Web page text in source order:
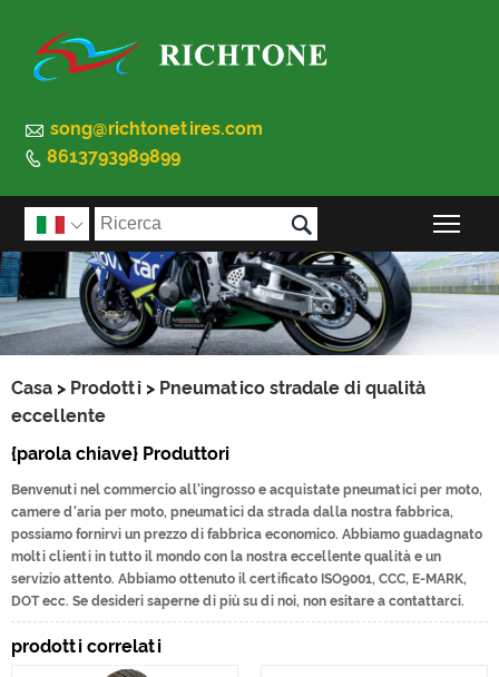
 song@richtonetires.com
 8613793989899
 
Casa > Prodotti > Pneumatico stradale di qualità
eccellente
{parola chiave} Produttori
Benvenuti nel commercio all'ingrosso e acquistate pneumatici per moto,
camere d'aria per moto, pneumatici da strada dalla nostra fabbrica,
possiamo fornirvi un prezzo di fabbrica economico. Abbiamo guadagnato
molti clienti in tutto il mondo con la nostra eccellente qualità e un
servizio attento. Abbiamo ottenuto il certificato ISO9001, CCC, E-MARK,
DOT ecc. Se desideri saperne di più su di noi, non esitare a contattarci.
prodotti correlati